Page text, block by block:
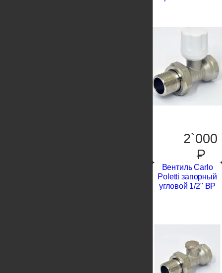
2`000
P
Вентиль Carlo
Poletti запорный
угловой 1/2" ВР